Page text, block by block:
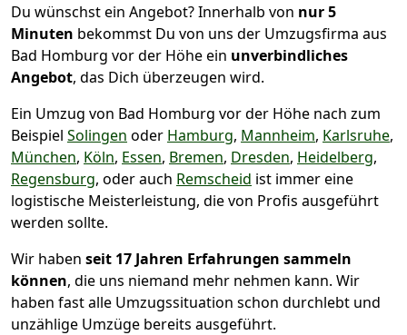
Du wünschst ein Angebot? Innerhalb von nur 5
Minuten bekommst Du von uns der Umzugsfirma aus
Bad Homburg vor der Höhe ein unverbindliches
Angebot, das Dich überzeugen wird.
Ein Umzug von Bad Homburg vor der Höhe nach zum
Beispiel Solingen oder Hamburg, Mannheim, Karlsruhe,
München, Köln, Essen, Bremen, Dresden, Heidelberg,
Regensburg, oder auch Remscheid ist immer eine
logistische Meisterleistung, die von Profis ausgeführt
werden sollte.
Wir haben seit 17 Jahren Erfahrungen sammeln
können, die uns niemand mehr nehmen kann. Wir
haben fast alle Umzugssituation schon durchlebt und
unzählige Umzüge bereits ausgeführt.